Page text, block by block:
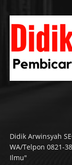
Didik Arwinsyah
WA/Telpon 0821-
Ilmu"